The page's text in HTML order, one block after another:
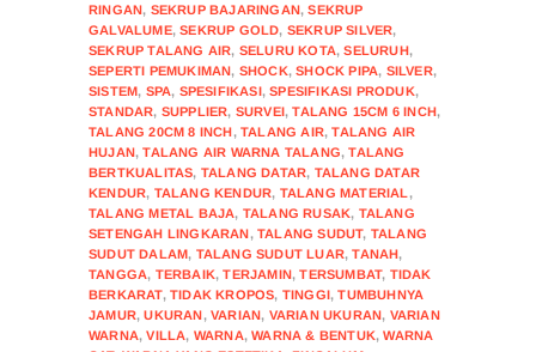
RINGAN, SEKRUP BAJARINGAN,SEKRUP
GALVALUME,SEKRUP GOLD, SEKRUP SILVER,
SEKRUP TALANG AIR, SELURU KOTA,SELURUH,
SEPERTI PEMUKIMAN, SHOCK,SHOCK PIPA, SILVER,
SISTEM, SPA, SPESIFIKASI,SPESIFIKASI PRODUK,
STANDAR, SUPPLIER, SURVEI,TALANG 15CM 6 INCH,
TALANG 20CM 8 INCH,TALANG AIR,TALANG AIR
HUJAN,TALANG AIR WARNA TALANG,TALANG
BERTKUALITAS, TALANG DATAR, TALANG DATAR
KENDUR, TALANG KENDUR, TALANG MATERIAL ,
TALANG METAL BAJA, TALANG RUSAK, TALANG
SETENGAH LINGKARAN,TALANG SUDUT, TALANG
SUDUT DALAM, TALANG SUDUT LUAR,TANAH,
TANGGA, TERBAIK,TERJAMIN,TERSUMBAT, TIDAK
BERKARAT,TIDAK KROPOS, TINGGI,TUMBUHNYA
JAMUR,UKURAN,VARIAN, VARIAN UKURAN, VARIAN
WARNA,VILLA, WARNA,WARNA & BENTUK,WARNA